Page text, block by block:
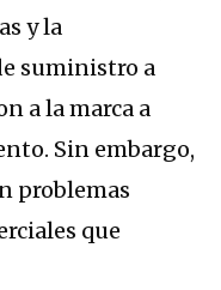
y la
suministro a
a la marca a
Sin embargo,
problemas
que